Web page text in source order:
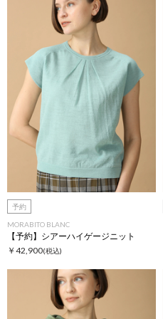
予約
MORABITO BLANC
【予約】シアーハイゲージニット
￥42,900(税込)